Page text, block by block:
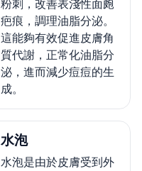
粉刺，改善表淺性面皰
疤痕，調理油脂分泌。
這能夠有效促進皮膚角
質代謝，正常化油脂分
泌，進而減少痘痘的生
成。
水泡
水泡是由於皮膚受到外